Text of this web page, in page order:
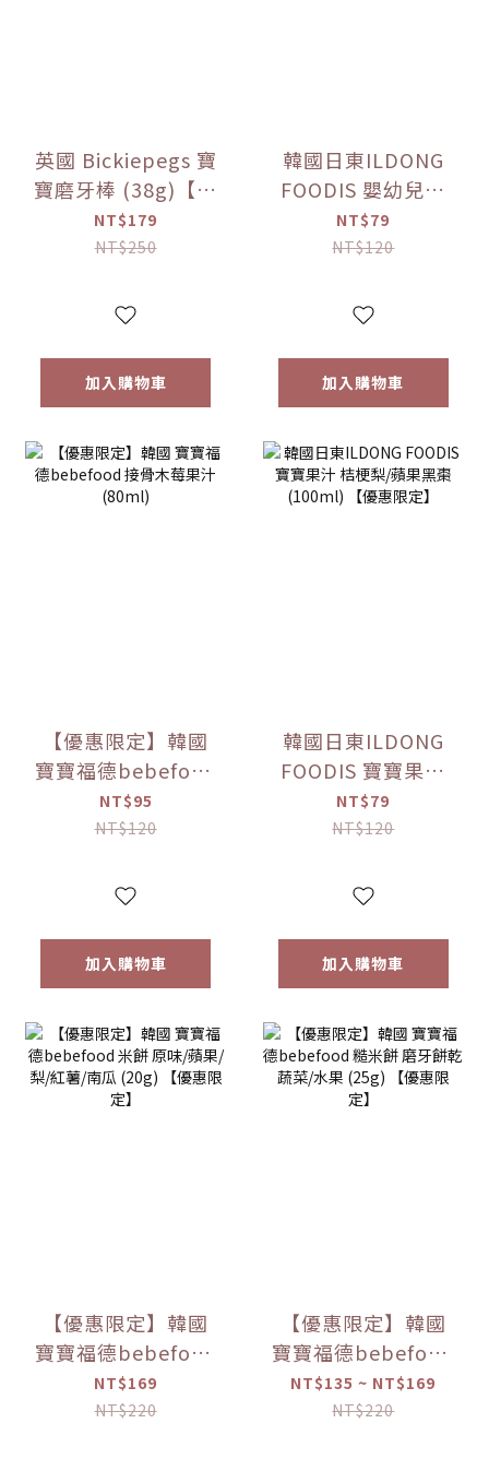
英國 Bickiepegs 寶
寶磨牙棒 (38g)【優
惠限定】
NT$179
NT$250
加入購物車
韓國日東ILDONG
FOODIS 嬰幼兒果
果 (100ml)【優惠
NT$79
NT$120
加入購物車
【優惠限定】韓國
寶寶福德bebefood
接骨木莓果汁
(80ml)
NT$95
NT$120
加入購物車
韓國日東ILDONG
FOODIS 寶寶果汁
桔梗梨/蘋果黑棗
(100ml) 【優惠限
NT$79
NT$120
加入購物車
【優惠限定】韓國
寶寶福德bebefood
米餅 原味/蘋果/梨/
紅薯/南瓜 (20g)
NT$169
NT$220
【優惠限定】韓國
寶寶福德bebefood
糙米餅 磨牙餅乾 蔬
菜/水果 (25g) 【優
NT$135 ~ NT$169
NT$220